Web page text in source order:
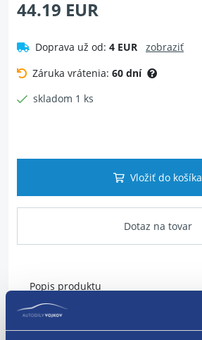
44.19 EUR
Doprava už od: 4 EUR
zobraziť
Záruka vrátenia: 60 dní
skladom 1 ks
Vložiť do košíka
Dotaz na tovar
Popis produktu
Satie vzduchu